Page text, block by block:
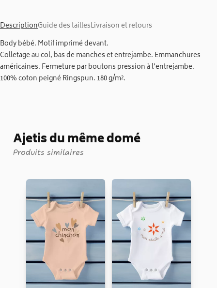
DescriptionGuide des taillesLivraison et retours
Body bébé. Motif imprimé devant.
Colletage au col, bas de manches et entrejambe. Emmanchures
américaines. Fermeture par boutons pression à l’entrejambe.
100% coton peigné Ringspun. 180 g/m².
Ajetis du même domé
Produits similaires